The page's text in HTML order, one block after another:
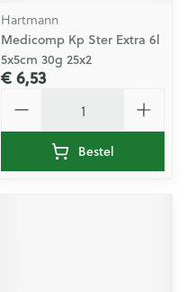
Hartmann
Medicomp Kp Ster Extra 6l
5x5cm 30g 25x2
€ 6,53
Bestel